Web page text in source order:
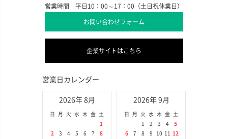
営業時間 平日10：00～17：00（土日祝休業日）
お問い合わせフォーム
企業サイトはこちら
営業日カレンダー
2026年 8月
日 月 火 水 木 金
土
1
2
3 4 5 6 7 8
2026年 9月
日 月 火 水 木 金
土
1
2 3 4
5
6
7 8 9 10 11 12